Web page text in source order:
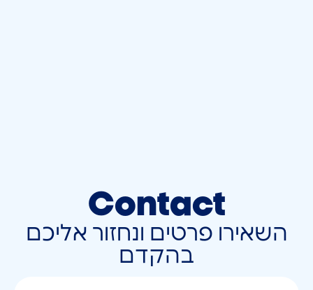
Contact
השאירו פרטים ונחזור אליכם
בהקדם